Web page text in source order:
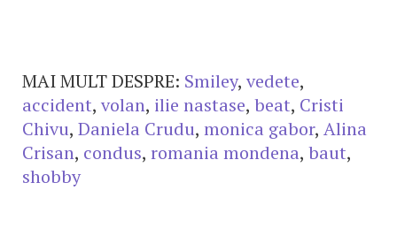
MAI MULT DESPRE: Smiley, vedete,
accident, volan, ilie nastase, beat, Cristi
Chivu, Daniela Crudu, monica gabor, Alina
Crisan, condus, romania mondena, baut,
shobby